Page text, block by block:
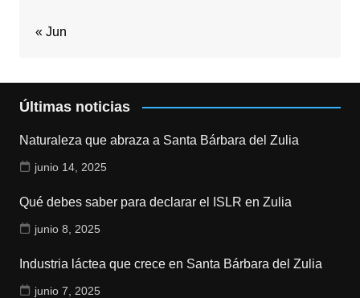
« Jun
Últimas noticias
Naturaleza que abraza a Santa Bárbara del Zulia
junio 14, 2025
Qué debes saber para declarar el ISLR en Zulia
junio 8, 2025
Industria láctea que crece en Santa Bárbara del Zulia
junio 7, 2025